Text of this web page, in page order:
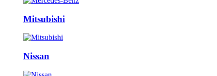
Mitsubishi
Nissan